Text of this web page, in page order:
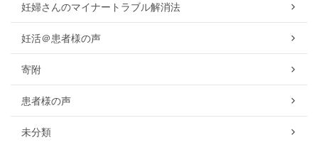
妊婦さんのマイナートラブル解消法
妊活＠患者様の声
寄附
患者様の声
未分類